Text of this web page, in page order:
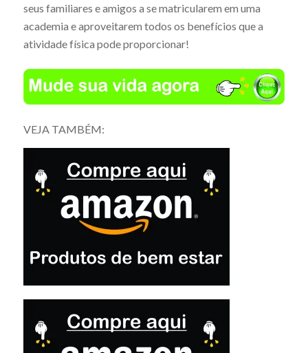
seus familiares e amigos a se matricularem em uma
academia e aproveitarem todos os benefícios que a
atividade física pode proporcionar!
VEJA TAMBÉM: